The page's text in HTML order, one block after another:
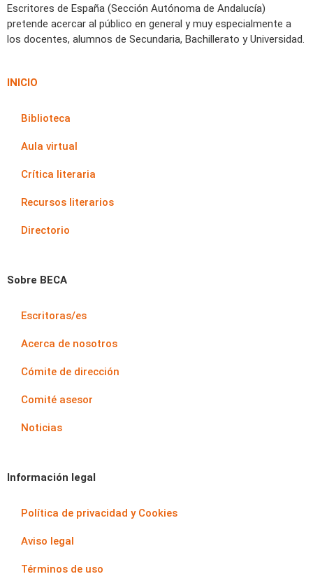
Escritores de España (Sección Autónoma de Andalucía)
pretende acercar al público en general y muy especialmente a
los docentes, alumnos de Secundaria, Bachillerato y Universidad.
INICIO
Biblioteca
Aula virtual
Crítica literaria
Recursos literarios
Directorio
Sobre BECA
Escritoras/es
Acerca de nosotros
Cómite de dirección
Comité asesor
Noticias
Información legal
Política de privacidad y Cookies
Aviso legal
Términos de uso